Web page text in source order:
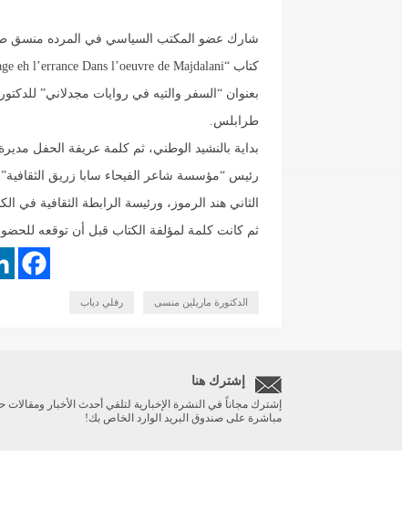
شارك عضو المكتب السياسي في المرده منسق
كتاب “Le voyage eh l’errance Dans l’oeuvre de Majdalani”
بعنوان “السفر والتيه في روايات مجدلاني”
طرابلس.
بداية بالنشيد الوطني، ثم كلمة عريفة الحفل
رئيس “مؤسسة شاعر الفيحاء سابا زريق الثقافية”
الثاني هند الرموز، ورئيسة الرابطة الثقافية في
ثم كانت كلمة لمؤلفة الكتاب قبل أن توقعه
الدكتورة ماريلين منسى رفلي دياب
إشترك هنا
إشترك مجاناً في النشرة الإخبارية لتلقي أحدث الأخبار ومقالات
مباشرة على صندوق البريد الوارد الخاص بك!